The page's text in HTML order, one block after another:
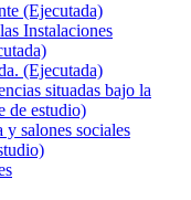
(Ejecutada)
Instalaciones
(Ejecutada)
situadas bajo la
de estudio)
salones sociales